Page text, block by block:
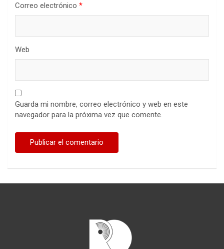
Correo electrónico *
Web
Guarda mi nombre, correo electrónico y web en este
navegador para la próxima vez que comente.